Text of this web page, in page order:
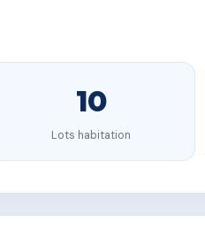
10
Lots habitation